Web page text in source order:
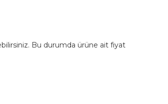
Bu durumda ürüne ait fiyat